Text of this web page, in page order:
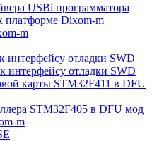
USBi программатора
платформе Dixom-m
m
интерфейсу отладки SWD
интерфейсу отладки SWD
карты STM32F411 в DFU
STM32F405 в DFU мод
m